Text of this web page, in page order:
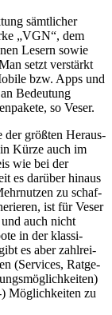
sämt­li­cher
„VGN“, dem
Lesern sowie
setzt verstärkt
bzw. Apps und
Bedeu­tung
so Veser.
der größ­ten Heraus­
Kürze auch im
wie bei der
es darüber hinaus
zu schaf­
ist für Veser
auch nicht
in der klas­si­
es aber zahl­rei­
(Services, Ratge­
Möglich­kei­ten zu